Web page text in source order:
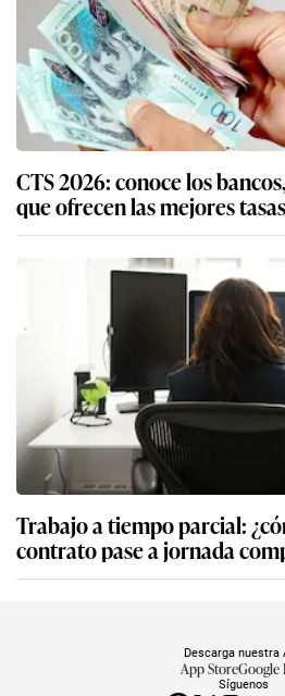
CTS 2026: conoce los
que ofrecen las mejores
Trabajo a tiempo parcial:
contrato pase a jornada
Síguenos
Descarga nuestra
App StoreGoogle